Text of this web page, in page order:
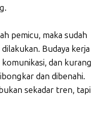
pemicu, maka sudah
Budaya kerja
dan kurang
dan dibenahi.
sekadar tren, tapi